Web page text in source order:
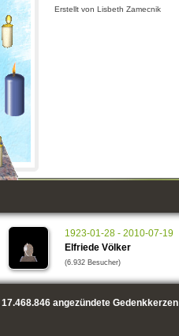
Erstellt von Lisbeth Zamecnik
1923-01-28 - 2010-07-19
Elfriede Völker
(6.932 Besucher)
17.468.846angezündete Gedenkkerzen